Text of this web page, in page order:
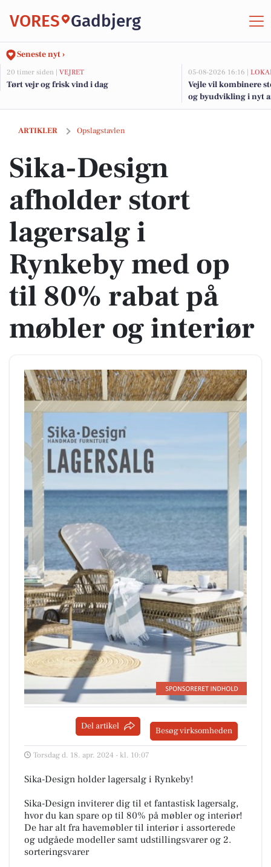
VORES Gadbjerg
Seneste nyt ›
20 timer siden | VEJRET
Tørt vejr og frisk vind i dag
05-08-2026 16:16 |
Vejle vil kombinere
og byudvikling i nyt
fjorden
ARTIKLER Opslagstavlen
Sika-Design afholder stort lagersalg i Rynkeby med op til 80% rabat
Sika-Design
afholder stort
lagersalg i
Rynkeby med op
til 80% rabat på
møbler og interiør
Del artikel Besøg virksomheden
Torsdag d. 18. apr. 2024 - kl. 10:07
Sika-Design holder lagersalg i Rynkeby!
Sika-Design inviterer dig til et fantastisk lagersalg,
hvor du kan spare op til 80% på møbler og interiør!
De har alt fra havemøbler til interiør i assorterede
og udgåede modeller samt udstillingsvarer og 2.
sorteringsvarer